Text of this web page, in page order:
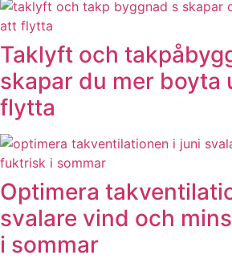
Taklyft och
skapar du mer boyta
flytta
Optimera
svalare vind och
i sommar